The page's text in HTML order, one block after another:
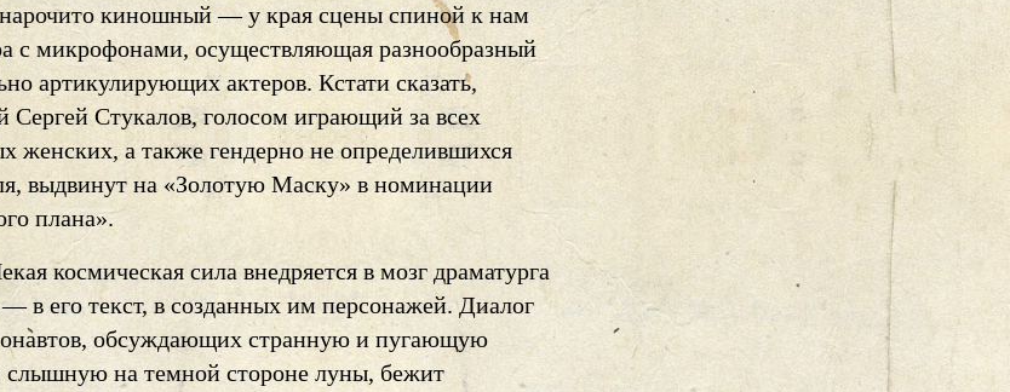
киношный — у края сцены спиной к нам
с микрофонами, осуществляющая разнообразный
артикулирующих актеров. Кстати сказать,
Сергей Стукалов, голосом играющий за всех
женских, а также гендерно не определившихся
выдвинут на «Золотую Маску» в номинации
плана».
космическая сила внедряется в мозг драматурга
в его текст, в созданных им персонажей. Диалог
обсуждающих странную и пугающую
слышную на темной стороне луны, бежит